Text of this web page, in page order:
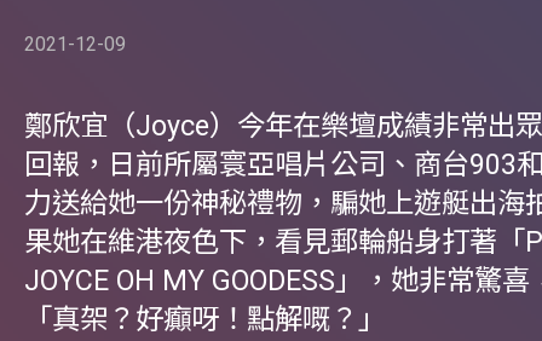
2021-12-09
鄭欣宜（Joyce）今年在樂壇成績非常出
回報，日前所屬寰亞唱片公司、商台903
力送給她一份神秘禮物，騙她上遊艇出海
果她在維港夜色下，看見郵輪船身打著「
JOYCE OH MY GOODESS」，她非常驚
「真架？好癲呀！點解嘅？」